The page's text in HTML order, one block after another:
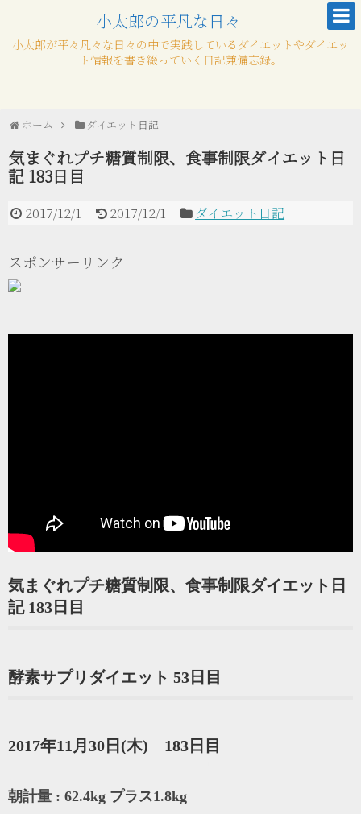
小太郎の平凡な日々
小太郎が平々凡々な日々の中で実践しているダイエットやダイエッ
ト情報を書き綴っていく日記兼備忘録。
ホーム ダイエット日記
気まぐれプチ糖質制限、食事制限ダイエット日
記 183日目
2017/12/1 2017/12/1 ダイエット日記
スポンサーリンク
気まぐれプチ糖質制限、食事制限ダイエット日
記 183日目
酵素サプリダイエット 53日目
2017年11月30日(木) 183日目
朝計量 : 62.4kg プラス1.8kg